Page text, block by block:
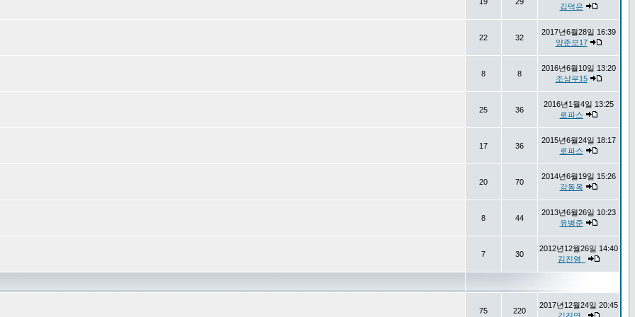
김덕은
22 32
2017년6월28일 16:39
양준모17
8 8
2016년6월10일 13:20
조상우15
25 36
2016년1월4일 13:25
로파스
17 36
2015년6월24일 18:17
로파스
20 70
2014년6월19일 15:26
강동옥
8 44
2013년6월26일 10:23
유병준
7 30
2012년12월26일 14:40
김진영_
75 220
2017년12월24일 20:45